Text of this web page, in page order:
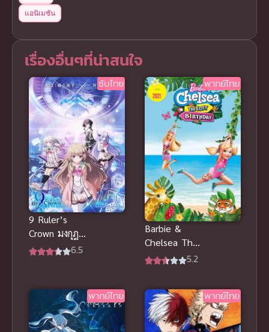
แอนิเมชัน
เรื่องอื่นๆที่น่าสนใจ
ซับไทย
9 Ruler’s
Crown มงกุฎ
แห่งผู้ปกครอง
6.5
พากย์ไทย
Barbie &
Chelsea The
Lost
กับเชลซี วัน
เกิดที่หายไป
พากย์ไทย
5.2
พากย์ไทย พากย์ไทย